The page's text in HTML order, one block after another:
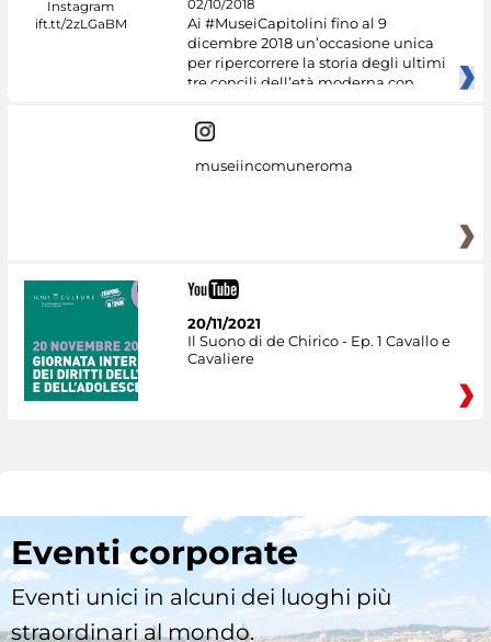
02/10/2018
Ai #MuseiCapitolini fino al 9
dicembre 2018 un’occasione unica
per ripercorrere la storia degli ultimi
tre concili dell’età moderna con
museiincomuneroma
20/11/2021
Il Suono di de Chirico - Ep. 1 Cavallo e
Cavaliere
Eventi corporate
Eventi unici in alcuni dei luoghi più
straordinari al mondo.